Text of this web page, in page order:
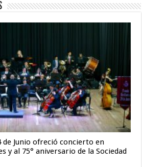
de Junio ofreció concierto en
y al 75° aniversario de la Sociedad